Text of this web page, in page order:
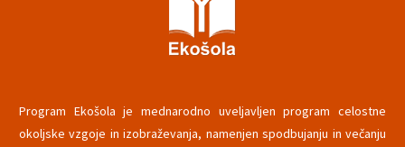
Program Ekošola je mednarodno uveljavljen program celostne
okoljske vzgoje in izobraževanja, namenjen spodbujanju in večanju